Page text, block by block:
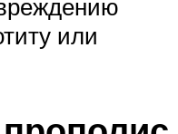
или